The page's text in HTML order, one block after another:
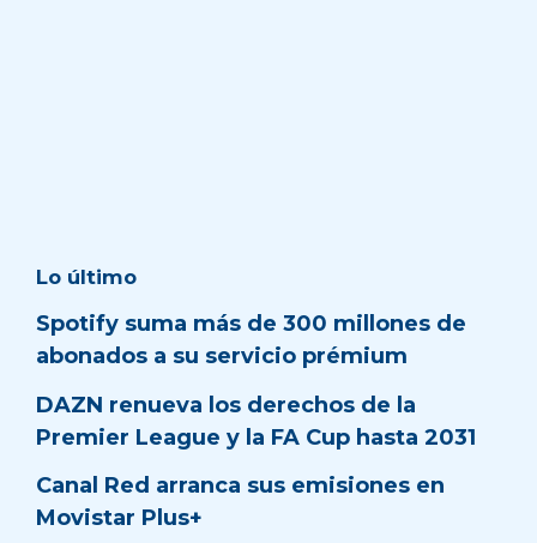
Lo último
Spotify suma más de 300 millones de
abonados a su servicio prémium
DAZN renueva los derechos de la
Premier League y la FA Cup hasta 2031
Canal Red arranca sus emisiones en
Movistar Plus+